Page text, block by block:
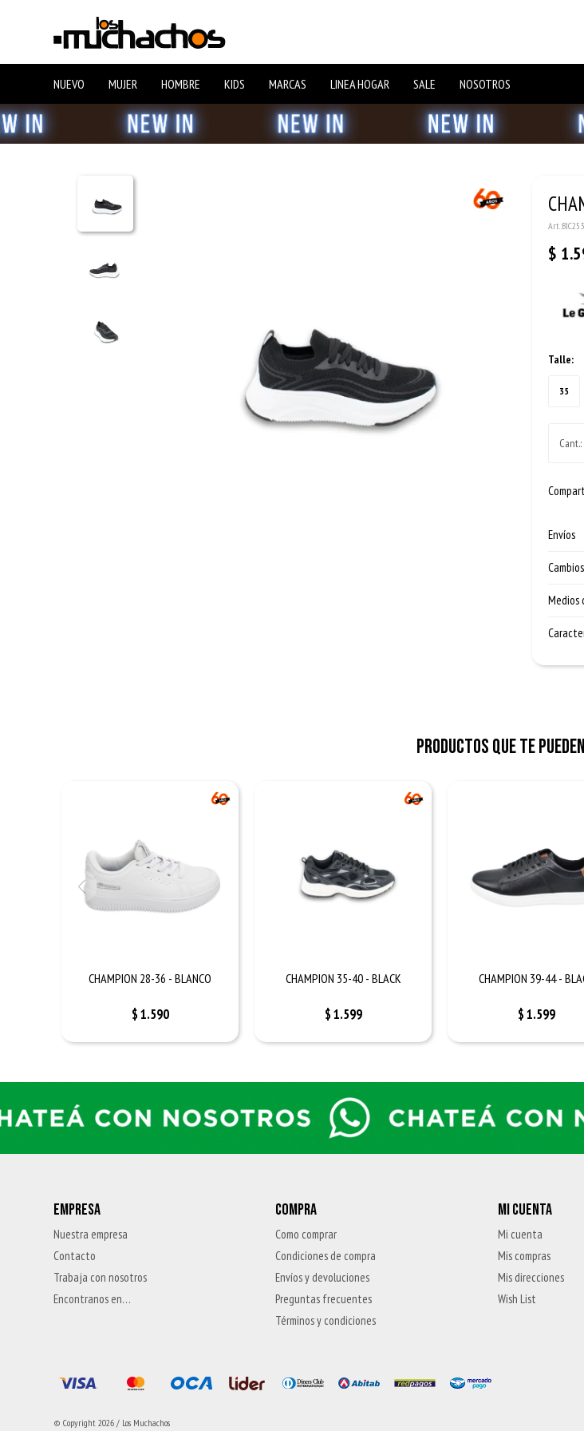
NUEVO MUJER HOMBRE KIDS MARCAS LINEA HOGAR SALE NOSOTROS
$
Talle:
35
Envíos
Medios
Productos que te
CHAMPION 28-36 - BLANCO
$1.590
CHAMPION 35-40 - BLACK
$1.599
CHAMPION 39-44 -
$1.599
EMPRESA
Nuestra empresa
Contacto
Trabaja con nosotros
Encontranos en…
COMPRA
Como comprar
Condiciones de compra
Envíos y devoluciones
Preguntas frecuentes
Términos y condiciones
MI CUENTA
Mi cuenta
Mis compras
Mis direcciones
Wish List
© Copyright 2026 / Los Muchachos